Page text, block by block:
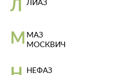
Л ЛИАЗ
М МАЗ
МОСКВИЧ
НЕФАЗ